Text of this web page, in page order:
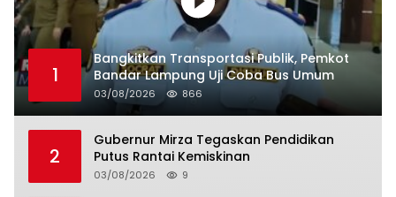
1
Bangkitkan Transportasi Publik, Pemkot
Bandar Lampung Uji Coba Bus Umum
03/08/2026 866
2
Gubernur Mirza Tegaskan Pendidikan
Putus Rantai Kemiskinan
03/08/2026 9